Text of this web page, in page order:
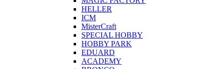
HELLER
ICM
MisterCraft
SPECIAL HOBBY
HOBBY PARK
EDUARD
ACADEMY